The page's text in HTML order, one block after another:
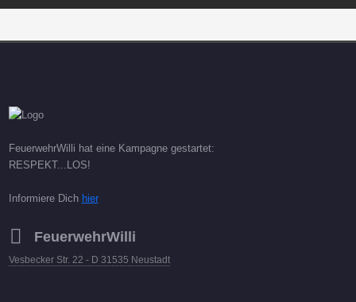
FeuerwehrWilli hat eine Kampagne gestartet:
RESPEKT...LOS!
Informiere Dich hier
FeuerwehrWilli
Vesbecker Str. 22 - D 31535 Neustadt